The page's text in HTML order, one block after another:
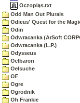
Oczopląs.txt
Odd Man Out Plurals
Odieus' Quest for the
Odin
Odwracanka (ArSoft
Odwracanka (L.P.)
Odysseus
Oelbaron
Oelsuche
OF
Ogre
Ogrodnik
Oh Frankie